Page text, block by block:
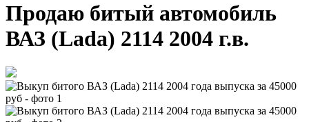
Продаю битый автомобиль
ВАЗ (Lada) 2114 2004 г.в.